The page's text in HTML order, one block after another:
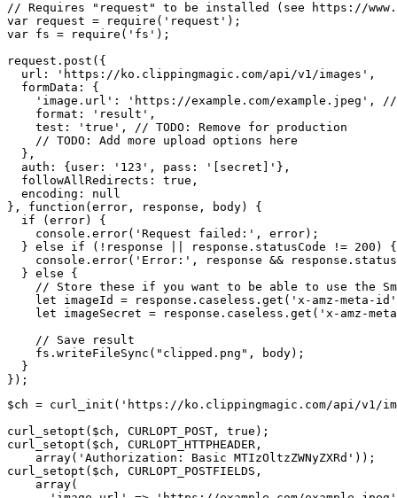
// Requires "request" to be installed (see https://
var request = require('request');
var fs = require('fs');
request.post({
  url: 'https://ko.clippingmagic.com/api/v1/images',
  formData: {
'image.url': 'https://example.com/example.jpeg',
    format: 'result',
    test: 'true', // TODO: Remove for production
    // TODO: Add more upload options here
  },
  auth: {user: '123', pass: '[secret]'},
  followAllRedirects: true,
  encoding: null
}, function(error, response, body) {
  if (error) {
    console.error('Request failed:', error);
  } else if (!response || response.statusCode != 200) {
console.error('Error:', response &&
  } else {
// Store these if you want to be able to use the
let imageId = response.caseless.get('x-amz-meta-
let imageSecret = response.caseless.get('x-amz-
    // Save result
    fs.writeFileSync("clipped.png", body);
  }
$ch = curl_init('https://ko.clippingmagic.com/api/v1/
curl_setopt($ch, CURLOPT_POST, true);
curl_setopt($ch, CURLOPT_HTTPHEADER,
    array('Authorization: Basic MTIzOltzZWNyZXRd'));
curl_setopt($ch, CURLOPT_POSTFIELDS,
    array(